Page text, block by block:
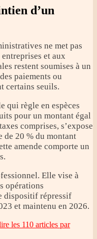
d’un
ne met pas
et aux
restent soumises à un
paiements ou
certains seuils.
qui règle en espèces
pour un montant égal
comprises, s’expose
de 20 % du montant
amende comporte un
Elle vise à
opérations
dispositif répressif
et maintenu en 2026.
les 110 articles par